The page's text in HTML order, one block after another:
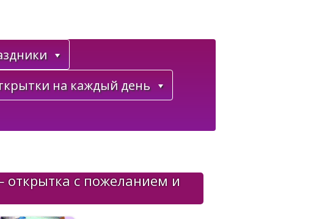
на каждый день
с пожеланием и